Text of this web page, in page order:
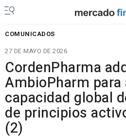
COMUNICADOS
27 DE MAYO DE 2026
CordenPharma
AmbioPharm
capacidad global
de principios
(2)